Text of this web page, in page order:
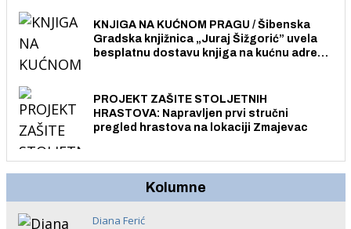
KNJIGA NA KUĆNOM PRAGU / Šibenska
Gradska knjižnica „Juraj Šižgorić” uvela
besplatnu dostavu knjiga na kućnu adresu
PROJEKT ZAŠITE STOLJETNIH
HRASTOVA: Napravljen prvi stručni
pregled hrastova na lokaciji Zmajevac
Kolumne
Diana Ferić